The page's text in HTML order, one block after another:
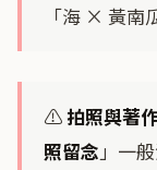
「海 × 黃南
⚠️ 拍照與著
照留念 」一